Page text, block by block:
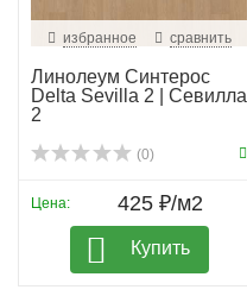
избранное сравнить
Линолеум Синтерос
Delta Sevilla 2 | Севилла
2
(0)
Цена: 425 ₽/м2
Купить